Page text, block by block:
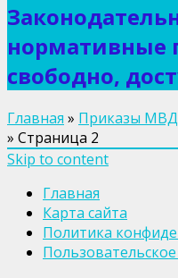
нормативные
свободно,
Главная » Приказы
» Страница 2
Skip to content
Главная
Карта сайта
Политика